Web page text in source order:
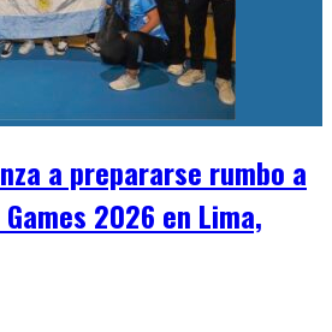
a prepararse rumbo a
2026 en Lima,